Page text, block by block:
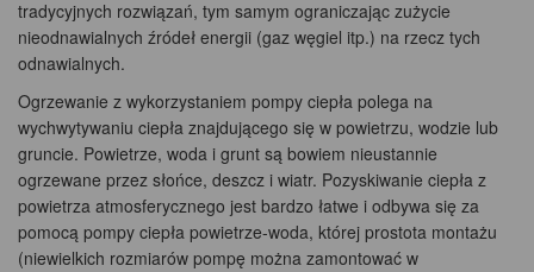
tradycyjnych rozwiązań, tym samym ograniczając zużycie
nieodnawialnych źródeł energii (gaz węgiel itp.) na rzecz tych
odnawialnych.
Ogrzewanie z wykorzystaniem pompy ciepła polega na
wychwytywaniu ciepła znajdującego się w powietrzu, wodzie lub
gruncie. Powietrze, woda i grunt są bowiem nieustannie
ogrzewane przez słońce, deszcz i wiatr. Pozyskiwanie ciepła z
powietrza atmosferycznego jest bardzo łatwe i odbywa się za
pomocą pompy ciepła powietrze-woda, której prostota montażu
(niewielkich rozmiarów pompę można zamontować w